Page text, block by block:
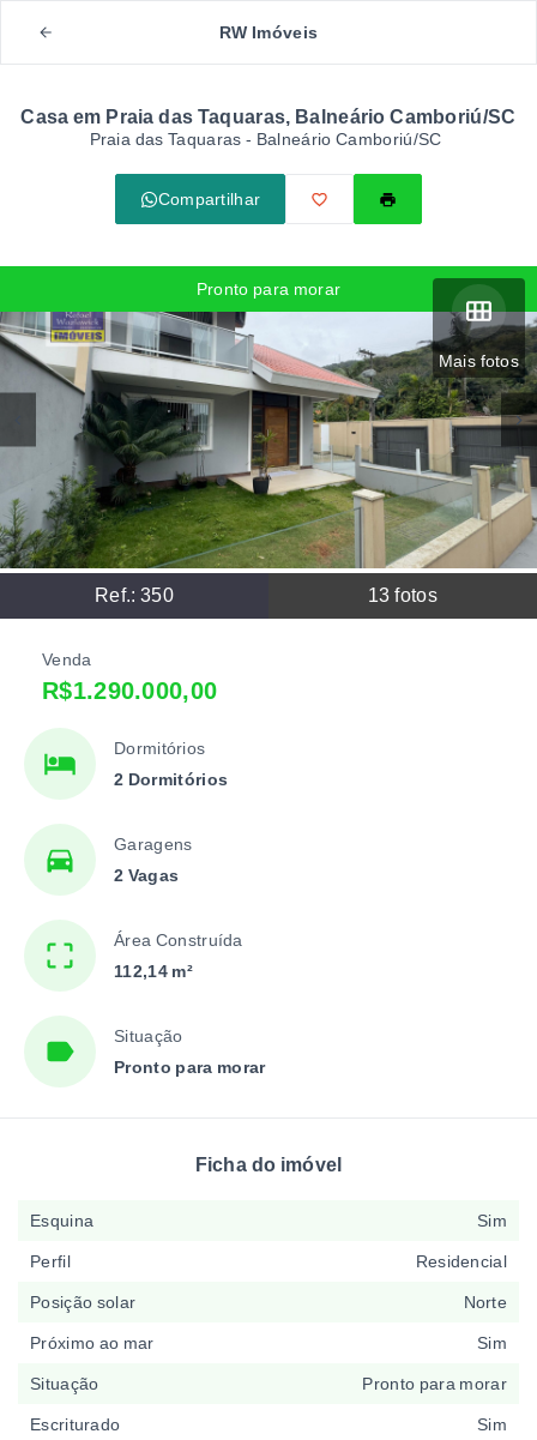
RW Imóveis
Casa em Praia das Taquaras, Balneário Camboriú/SC
Praia das Taquaras - Balneário Camboriú/SC
Compartilhar
Mais fotos
Ref.:350 13 fotos
Pronto para morar
Venda
R$1.290.000,00
Dormitórios
2 Dormitórios
Garagens
2 Vagas
Área Construída
112,14 m²
Situação
Pronto para morar
Ficha do imóvel
Esquina Sim
Perfil Residencial
Posição solar Norte
Próximo ao mar Sim
Situação Pronto para morar
Escriturado Sim